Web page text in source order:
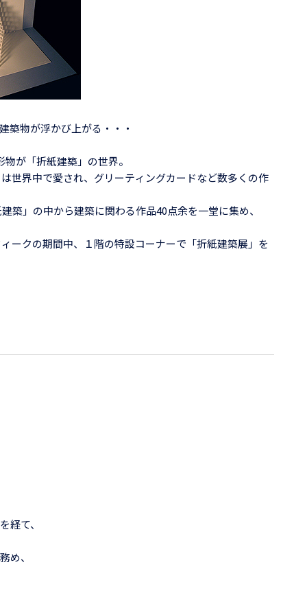
築物が浮かび上がる・・・
が「折紙建築」の世界。
世界中で愛され、グリーティングカードなど数多くの作
築」の中から建築に関わる作品40点余を一堂に集め、
ークの期間中、１階の特設コーナーで「折紙建築展」を
経て、
め、